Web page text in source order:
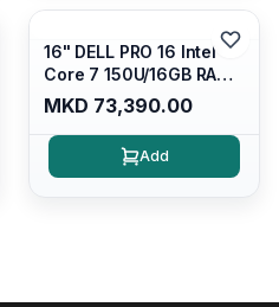
16" DELL PRO 16 Intel
Core 7 150U/16GB RAM
DDR5 5600mhz/ 512 GB
SSD M.2 Nvme
(2230)/FULLHD+ (16:10)
Ips/bt/backlit
MKD 73,390.00
Add